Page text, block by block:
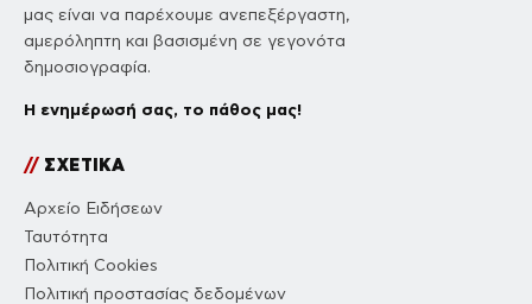
μας είναι να παρέχουμε ανεπεξέργαστη,
αμερόληπτη και βασισμένη σε γεγονότα
δημοσιογραφία.
Η ενημέρωσή σας, το πάθος μας!
//ΣΧΕΤΙΚΑ
Αρχείο Ειδήσεων
Ταυτότητα
Πολιτική Cookies
Πολιτική προστασίας δεδομένων